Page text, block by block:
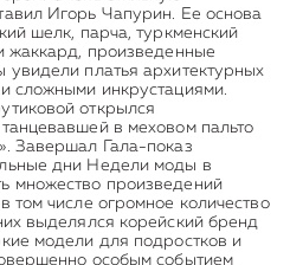
Игорь Чапурин. Ее основа
шелк, парча, туркменский
жаккард, произведенные
платья архитектурных
сложными инкрустациями.
открылся
в меховом пальто
Завершал Гала-показ
дни Недели моды в
множество произведений
том числе огромное количество
выделялся корейский бренд
модели для подростков и
особым событием